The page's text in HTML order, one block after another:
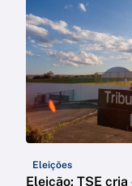
Eleições
Eleição: TSE